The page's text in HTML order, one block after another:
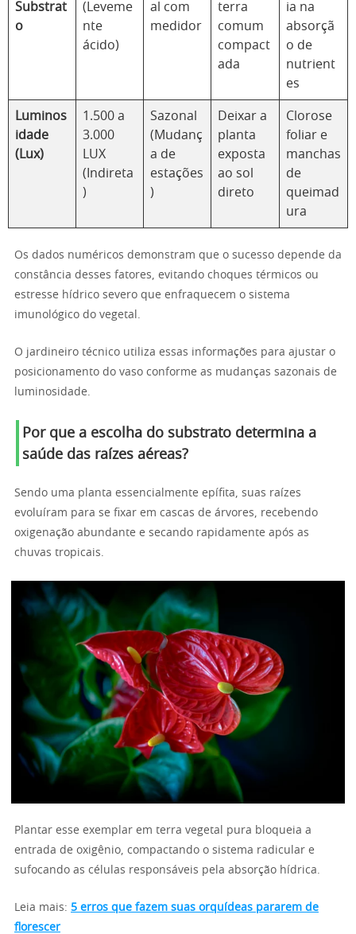
Substrat
o
(Leveme
nte
ácido)
al com
medidor
terra
comum
compact
ada
ia na
absorçã
o de
nutrient
es
Luminos
idade
(Lux)
1.500 a
3.000
LUX
(Indireta
)
Sazonal
(Mudanç
a de
estações
)
Deixar a
planta
exposta
ao sol
direto
Clorose
foliar e
manchas
de
queimad
ura
Os dados numéricos demonstram que o sucesso depende da
constância desses fatores, evitando choques térmicos ou
estresse hídrico severo que enfraquecem o sistema
imunológico do vegetal.
O jardineiro técnico utiliza essas informações para ajustar o
posicionamento do vaso conforme as mudanças sazonais de
luminosidade.
Por que a escolha do substrato determina a
saúde das raízes aéreas?
Sendo uma planta essencialmente epífita, suas raízes
evoluíram para se fixar em cascas de árvores, recebendo
oxigenação abundante e secando rapidamente após as
chuvas tropicais.
Plantar esse exemplar em terra vegetal pura bloqueia a
entrada de oxigênio, compactando o sistema radicular e
sufocando as células responsáveis pela absorção hídrica.
Leia mais: 5 erros que fazem suas orquídeas pararem de
florescer